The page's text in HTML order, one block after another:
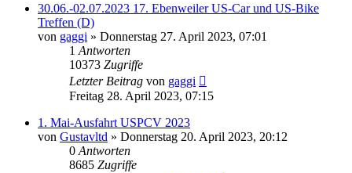
30.06.-02.07.2023 17. Ebenweiler US-Car und US-Bike
Treffen (D)
von gaggi » Donnerstag 27. April 2023, 07:01
1 Antworten
10373 Zugriffe
Letzter Beitrag von gaggi
Freitag 28. April 2023, 07:15
1. Mai-Ausfahrt USPCV 2023
von Gustavltd » Donnerstag 20. April 2023, 20:12
0 Antworten
8685 Zugriffe